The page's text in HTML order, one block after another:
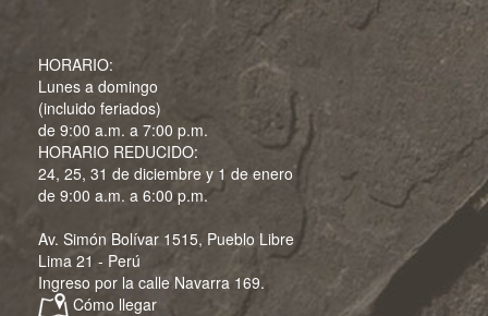
HORARIO:
Lunes a domingo
(incluido feriados)
de 9:00 a.m. a 7:00 p.m.
HORARIO REDUCIDO:
24, 25, 31 de diciembre y 1 de enero
de 9:00 a.m. a 6:00 p.m.
Av. Simón Bolívar 1515, Pueblo Libre
Lima 21 - Perú
Ingreso por la calle Navarra 169.
Cómo llegar